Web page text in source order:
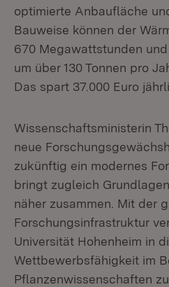
optimierte Anbaufläche
Bauweise können der
670 Megawattstunden
um über 130 Tonnen pro
Das spart 37.000 Euro
Wissenschaftsministerin
neue
zukünftig ein modernes
bringt zugleich
näher zusammen. Mit der
Forschungsinfrastruktur
Universität Hohenheim in
Wettbewerbsfähigkeit im
Pflanzenwissenschaften